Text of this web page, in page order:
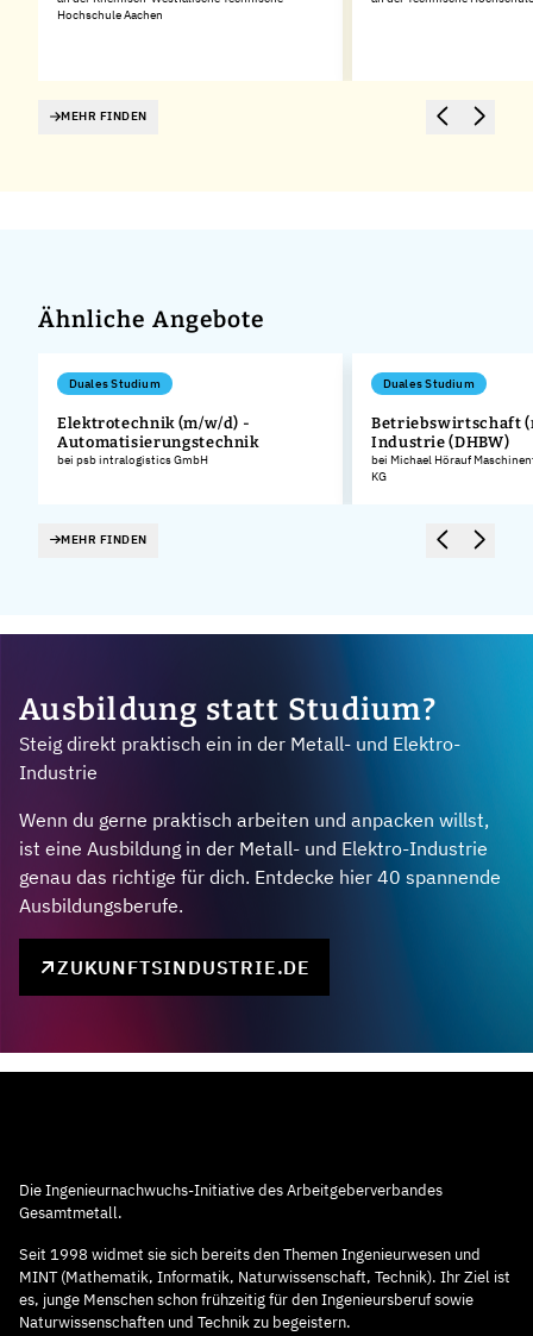
Hochschule Aachen
MEHR FINDEN
Ähnliche Angebote
Duales Studium
Elektrotechnik (m/w/d) -
Automatisierungstechnik
bei psb intralogistics GmbH
Duales Studium
Betriebswirtschaft
Industrie (DHBW)
bei Michael Hörauf
KG
MEHR FINDEN
Ausbildung statt Studium?
Steig direkt praktisch ein in der Metall- und Elektro-
Industrie
Wenn du gerne praktisch arbeiten und anpacken willst,
ist eine Ausbildung in der Metall- und Elektro-Industrie
genau das richtige für dich. Entdecke hier 40 spannende
Ausbildungsberufe.
ZUKUNFTSINDUSTRIE.DE
Die Ingenieurnachwuchs-Initiative des Arbeitgeberverbandes
Gesamtmetall.
Seit 1998 widmet sie sich bereits den Themen Ingenieurwesen und
MINT (Mathematik, Informatik, Naturwissenschaft, Technik). Ihr Ziel ist
es, junge Menschen schon frühzeitig für den Ingenieursberuf sowie
Naturwissenschaften und Technik zu begeistern.